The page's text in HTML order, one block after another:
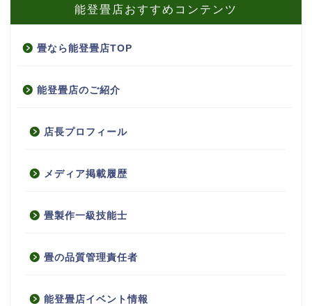
能登畳店おすすめコンテンツ
畳なら能登畳店TOP
能登畳店のご紹介
店長プロフィール
メディア掲載履歴
畳製作一級技能士
畳の品質管理責任者
能登畳店イベント情報